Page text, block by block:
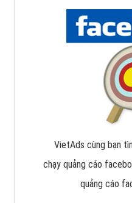
VietAds cùng bạn
chạy quảng cáo
quảng cáo